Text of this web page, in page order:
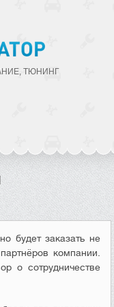
ТЮНИНГ
будет заказать не
компании.
о сотрудничестве